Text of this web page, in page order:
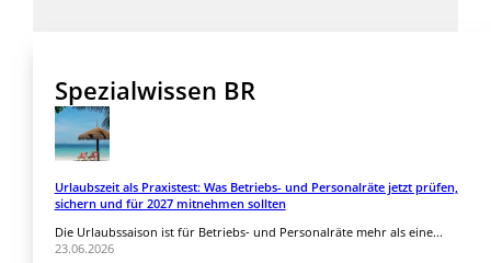
Spezialwissen BR
Urlaubszeit als Praxistest: Was Betriebs- und Personalräte jetzt prüfen,
sichern und für 2027 mitnehmen sollten
Die Urlaubssaison ist für Betriebs- und Personalräte mehr als eine...
23.06.2026